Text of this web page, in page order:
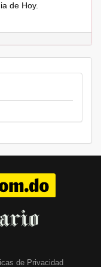
de Hoy.
de Privacidad